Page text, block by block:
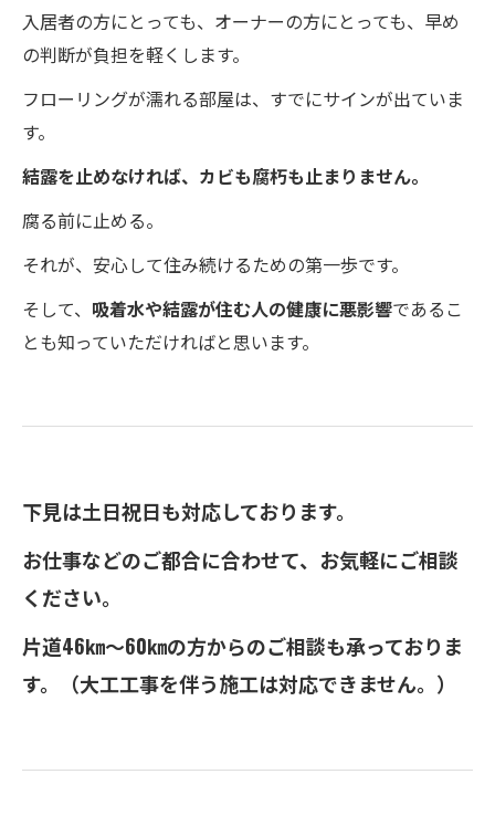
入居者の方にとっても、オーナーの方にとっても、早め
の判断が負担を軽くします。
フローリングが濡れる部屋は、すでにサインが出ていま
す。
結露を止めなければ、カビも腐朽も止まりません。
腐る前に止める。
それが、安心して住み続けるための第一歩です。
そして、 吸着水や結露が住む人の健康に悪影響であるこ
とも知っていただければと思います。
下見は土日祝日も対応しております。
お仕事などのご都合に合わせて、お気軽にご相談
ください。
片道46㎞～60㎞の方からのご相談も承っておりま
す。（大工工事を伴う施工は対応できません。）